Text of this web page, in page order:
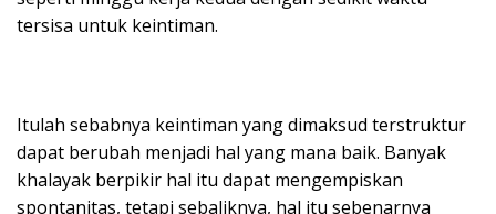
tersisa untuk keintiman.
Itulah sebabnya keintiman yang dimaksud terstruktur
dapat berubah menjadi hal yang mana baik. Banyak
khalayak berpikir hal itu dapat mengempiskan
spontanitas, tetapi sebaliknya, hal itu sebenarnya